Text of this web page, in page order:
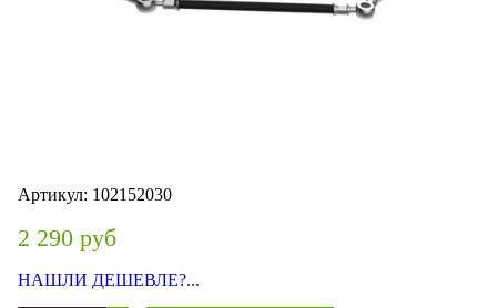
Артикул: 102152030
2 290 руб
НАШЛИ ДЕШЕВЛЕ?...